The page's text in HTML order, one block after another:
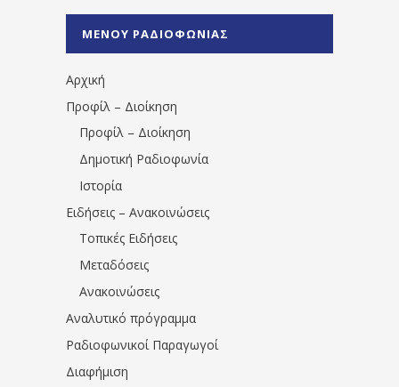
1531194763766854/" artist="" ]
ΜΕΝΟΥ ΡΑΔΙΟΦΩΝΙΑΣ
Αρχική
Προφίλ – Διοίκηση
Προφίλ – Διοίκηση
Δημοτική Ραδιοφωνία
Ιστορία
Ειδήσεις – Ανακοινώσεις
Τοπικές Ειδήσεις
Μεταδόσεις
Ανακοινώσεις
Αναλυτικό πρόγραμμα
Ραδιοφωνικοί Παραγωγοί
Διαφήμιση